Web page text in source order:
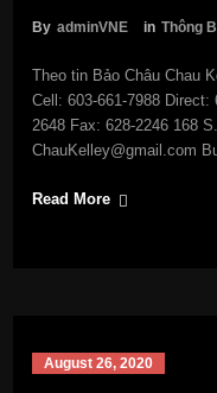
By adminVNE in Thông
Theo tin Bảo Châu Chau
Cell: 603-661-7988 Direct:
2648 Fax: 628-2246 168
ChauKelley@gmail.com
Read More
August 26, 2020